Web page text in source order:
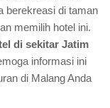
berekreasi di taman
memilih hotel ini.
di sekitar Jatim
informasi ini
di Malang Anda